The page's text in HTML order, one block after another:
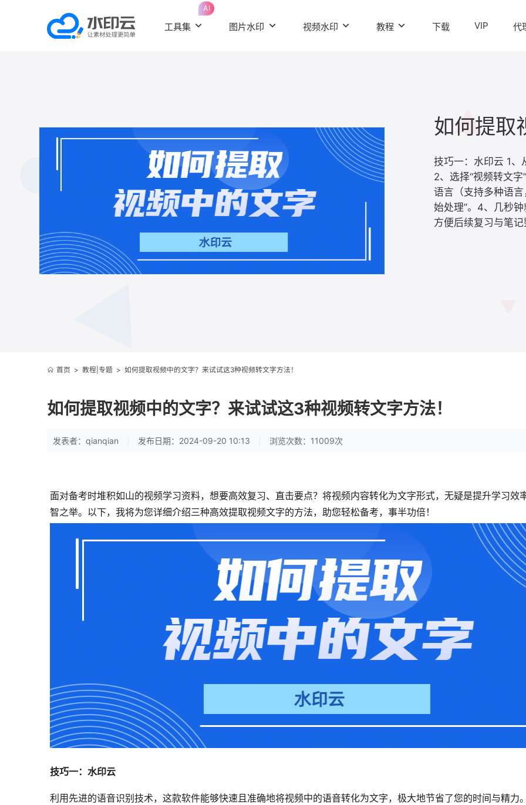
工具集
AI
图片水印 视频水印 教程 下载 VIP 代
技巧一：水印云 1、
2、选择“视频转文
语言（支持多种语
始处理”。4、几秒
方便后续复习与笔
首页 > 教程|专题> 如何提取视频中的文字？来试试这3种视频转文字方法！
如何提取视频中的文字？来试试这3种视频转文字方法！
发表者：qianqian 发布日期：2024-09-20 10:13 浏览次数：11009次
面对备考时堆积如山的视频学习资料，想要高效复习、直击要点？将视频内容转化为文字形式，无疑是提升学习效
智之举。以下，我将为您详细介绍三种高效提取视频文字的方法，助您轻松备考，事半功倍！
技巧一：水印云
利用先进的语音识别技术，这款软件能够快速且准确地将视频中的语音转化为文字，极大地节省了您的时间与精力